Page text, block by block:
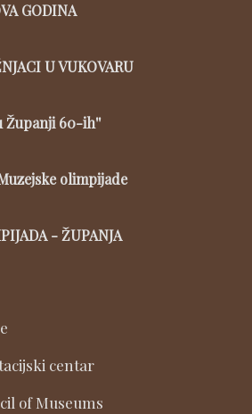
GODINA
U VUKOVARU
Županji 60-ih''
olimpijade
- ŽUPANJA
centar
of Museums